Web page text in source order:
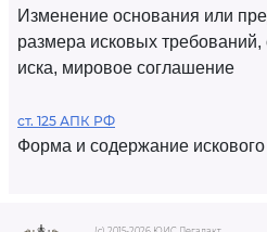
Изменение основания или
размера исковых требований,
иска, мировое соглашение
ст. 125 АПК РФ
Форма и содержание